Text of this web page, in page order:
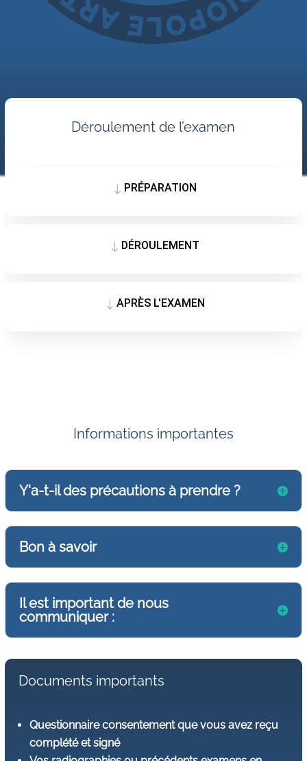
Déroulement de l’examen
" PRÉPARATION
" DÉROULEMENT
" APRÈS L'EXAMEN
Informations importantes
Y'a-t-il des précautions à prendre ?
Bon à savoir
Il est important de nous
communiquer :
Documents importants
Questionnaire consentement que vous avez reçu
complété et signé